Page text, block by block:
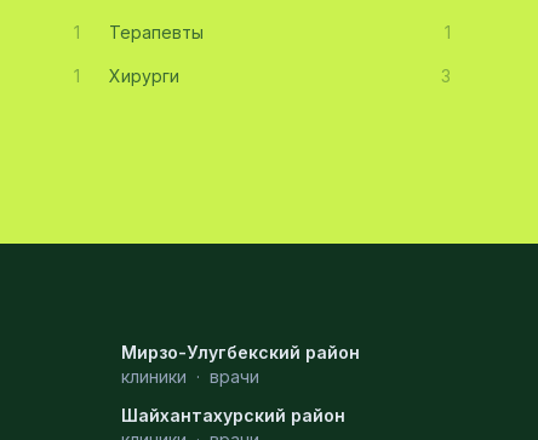
1 Терапевты 1
1 Хирурги 3
Мирзо-Улугбекский район
клиники · врачи
Шайхантахурский район